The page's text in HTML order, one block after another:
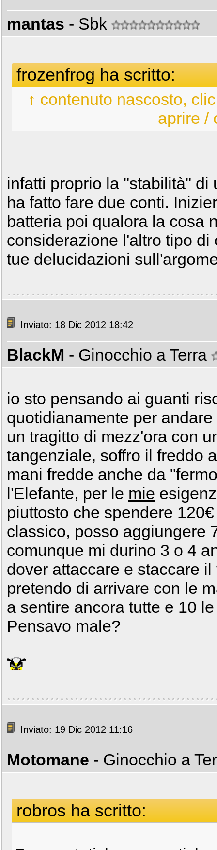
mantas - Sbk
frozenfrog ha scritto:
↑ contenuto nascosto,
aprire /
infatti proprio la "stabilità"
ha fatto fare due conti.
batteria poi qualora la cosa
considerazione l'altro tipo
tue delucidazioni
Inviato: 18 Dic 2012 18:42
BlackM - Ginocchio a Terra
io sto pensando ai guanti
quotidianamente per
un tragitto di mezz'ora con
tangenziale, soffro il freddo
mani fredde anche da
l'Elefante, per le mie
piuttosto che spendere
classico, posso aggiungere
comunque mi durino 3 o 4
dover attaccare e staccare
pretendo di arrivare con le
a sentire ancora tutte e 10
Pensavo male?
Inviato: 19 Dic 2012 11:16
Motomane - Ginocchio a
robros ha scritto: